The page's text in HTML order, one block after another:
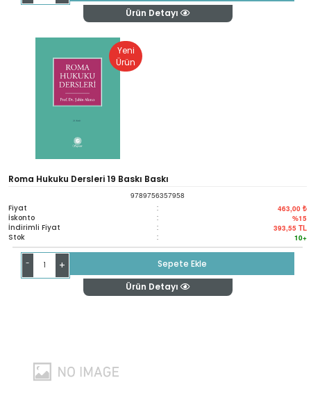
Ürün Detayı
Yeni
Ürün
Roma Hukuku Dersleri 19 Baskı Baskı
9789756357958
Fiyat : 463,00 ₺
İskonto : %15
İndirimli Fiyat : 393,55 TL
Stok : 10+
- +
Sepete Ekle
Ürün Detayı